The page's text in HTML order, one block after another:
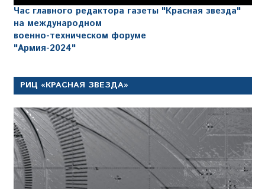
Час главного редактора газеты "Красная звезда"
на международном
военно-техническом форуме
"Армия-2024"
РИЦ «КРАСНАЯ ЗВЕЗДА»